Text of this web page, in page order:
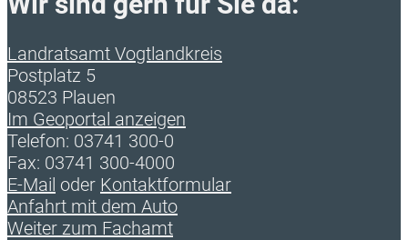
Landratsamt Vogtlandkreis
Postplatz 5
08523 Plauen
Im Geoportal anzeigen
Telefon: 03741 300-0
Fax: 03741 300-4000
E-Mail oder Kontaktformular
Anfahrt mit dem Auto
Weiter zum Fachamt